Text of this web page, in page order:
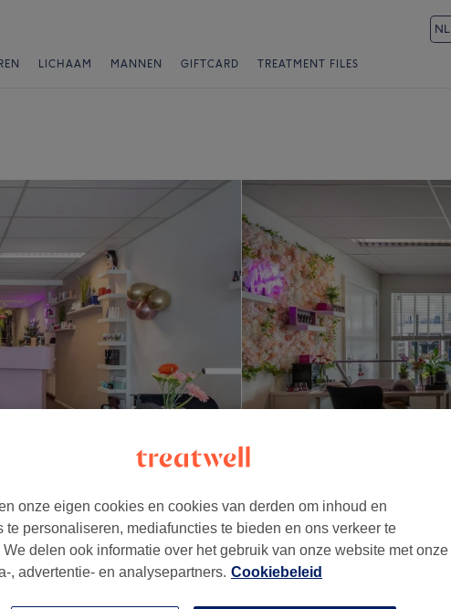
NL
LICHAAM MANNEN GIFTCARD TREATMENT FILES
onze eigen cookies en cookies van derden om inhoud en
te personaliseren, mediafuncties te bieden en ons verkeer te
delen ook informatie over het gebruik van onze website met onze
, advertentie- en analysepartners. Cookiebeleid